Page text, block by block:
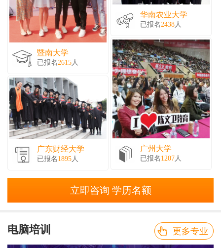
暨南大学
已报名2615人
广东财经大学
已报名 1895人
华南农业大学
已报名2438人
广州大学
已报名 1207人
立即咨询 学历名额
电脑培训 更多专业